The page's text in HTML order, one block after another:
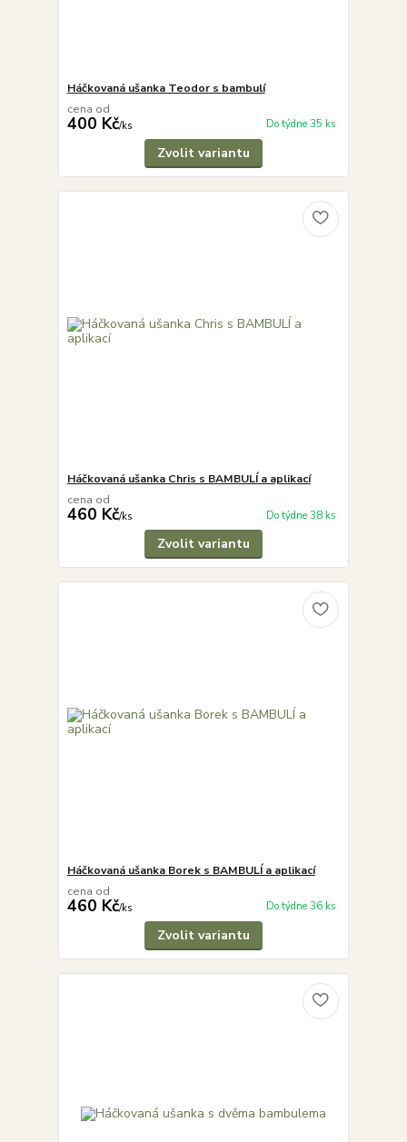
Háčkovaná ušanka Teodor s bambulí
cena od
400 Kč/ks Do týdne 35 ks
Zvolit variantu
Háčkovaná ušanka Chris s BAMBULÍ a aplikací
cena od
460 Kč/ks Do týdne 38 ks
Zvolit variantu
Háčkovaná ušanka Borek s BAMBULÍ a aplikací
cena od
460 Kč/ks Do týdne 36 ks
Zvolit variantu